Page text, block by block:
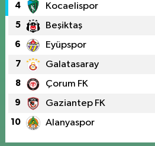
4 Kocaelispor
5 Beşiktaş
6 Eyüpspor
7 Galatasaray
8 Çorum FK
9 Gaziantep FK
10 Alanyaspor